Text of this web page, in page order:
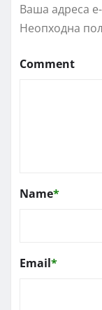
Ваша адреса
Неопходна
Comment
Name*
Email*